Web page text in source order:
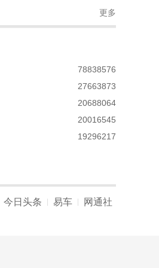
更多
78838576
27663873
20688064
20016545
19296217
今日头条 易车 网通社